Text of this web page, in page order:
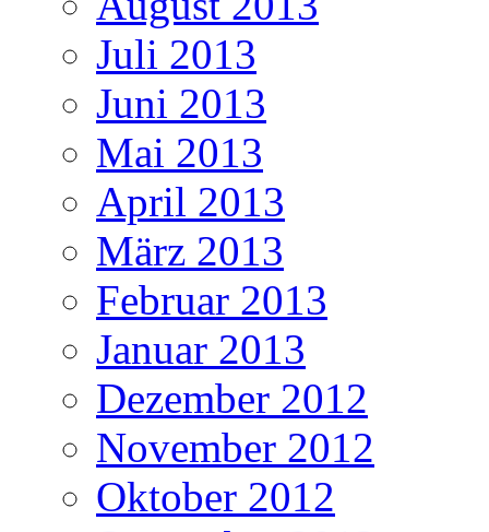
Juli 2013
Juni 2013
Mai 2013
April 2013
März 2013
Februar 2013
Januar 2013
Dezember 2012
November 2012
Oktober 2012